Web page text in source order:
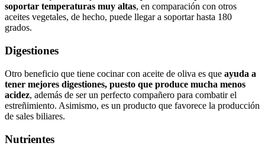
soportar temperaturas muy altas, en comparación con otros
aceites vegetales, de hecho, puede llegar a soportar hasta 180
grados.
Digestiones
Otro beneficio que tiene cocinar con aceite de oliva es que ayuda a
tener mejores digestiones, puesto que produce mucha menos
acidez, además de ser un perfecto compañero para combatir el
estreñimiento. Asimismo, es un producto que favorece la producción
de sales biliares.
Nutrientes